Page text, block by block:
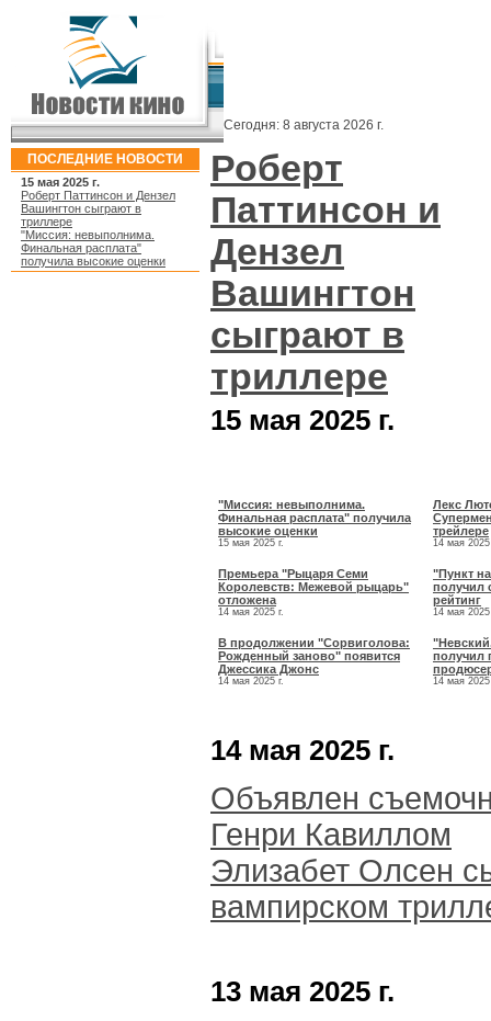
Сегодня: 8 августа 2026 г.
ПОСЛЕДНИЕ НОВОСТИ
15 мая 2025 г.
Роберт Паттинсон и Дензел
Вашингтон сыграют в
триллере
"Миссия: невыполнима.
Финальная расплата"
получила высокие оценки
Роберт
Паттинсон и
Дензел
Вашингтон
сыграют в
триллере
15 мая 2025 г.
"Миссия: невыполнима.
Финальная расплата" получила
высокие оценки
15 мая 2025 г.
Лекс
трейлере
14 мая 2025
Премьера "Рыцаря Семи
Королевств: Межевой рыцарь"
отложена
14 мая 2025 г.
"Пункт
получил
рейтинг
14 мая 2025
В продолжении "Сорвиголова:
Рожденный заново" появится
Джессика Джонс
14 мая 2025 г.
получил
14 мая 2025
14 мая 2025 г.
Объявлен
Генри Кавиллом
Элизабет Олсен
вампирском
13 мая 2025 г.